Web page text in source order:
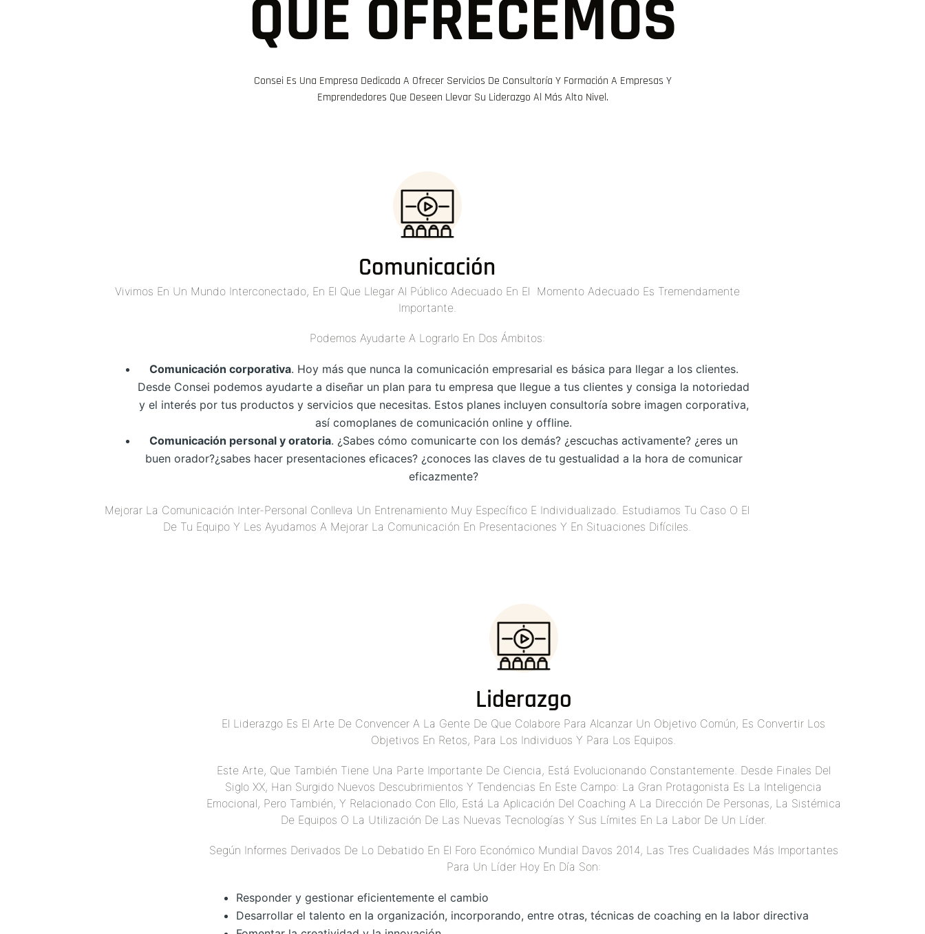
QUÉ OFRECEMOS
Consei Es Una Empresa Dedicada A Ofrecer Servicios De Consultoría Y Formación A Empresas Y
Emprendedores Que Deseen Llevar Su Liderazgo Al Más Alto Nivel.
Comunicación
Vivimos En Un Mundo Interconectado, En El Que Llegar Al Público Adecuado En El Momento Adecuado Es Tremendamente
Importante.
Podemos Ayudarte A Lograrlo En Dos Ámbitos:
Comunicación corporativa. Hoy más que nunca la comunicación empresarial es básica para llegar a los clientes.
Desde Consei podemos ayudarte a diseñar un plan para tu empresa que llegue a tus clientes y consiga la notoriedad
y el interés por tus productos y servicios que necesitas. Estos planes incluyen consultoría sobre imagen corporativa,
así comoplanes de comunicación online y offline.
Comunicación personal y oratoria. ¿Sabes cómo comunicarte con los demás? ¿escuchas activamente? ¿eres un
buen orador?¿sabes hacer presentaciones eficaces? ¿conoces las claves de tu gestualidad a la hora de comunicar
eficazmente?
Mejorar La Comunicación Inter-Personal Conlleva Un Entrenamiento Muy Específico E Individualizado. Estudiamos Tu Caso O El
De Tu Equipo Y Les Ayudamos A Mejorar La Comunicación En Presentaciones Y En Situaciones Difíciles.
Liderazgo
El Liderazgo Es El Arte De Convencer A La Gente De Que Colabore Para Alcanzar Un Objetivo Común, Es Convertir Los
Objetivos En Retos, Para Los Individuos Y Para Los Equipos.
Este Arte, Que También Tiene Una Parte Importante De Ciencia, Está Evolucionando Constantemente. Desde Finales Del
Siglo XX, Han Surgido Nuevos Descubrimientos Y Tendencias En Este Campo: La Gran Protagonista Es La Inteligencia
Emocional, Pero También, Y Relacionado Con Ello, Está La Aplicación Del Coaching A La Dirección De Personas, La Sistémica
De Equipos O La Utilización De Las Nuevas Tecnologías Y Sus Límites En La Labor De Un Líder.
Según Informes Derivados De Lo Debatido En El Foro Económico Mundial Davos 2014, Las Tres Cualidades Más Importantes
Para Un Líder Hoy En Día Son:
Responder y gestionar eficientemente el cambio
Desarrollar el talento en la organización, incorporando, entre otras, técnicas de coaching en la labor directiva